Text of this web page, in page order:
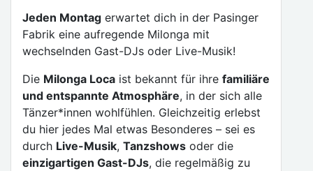
Jeden Montag erwartet dich in der Pasinger
Fabrik eine aufregende Milonga mit
wechselnden Gast-DJs oder Live-Musik!
Die Milonga Loca ist bekannt für ihre familiäre
und entspannte Atmosphäre, in der sich alle
Tänzer*innen wohlfühlen. Gleichzeitig erlebst
du hier jedes Mal etwas Besonderes – sei es
durch Live-Musik, Tanzshows oder die
einzigartigen Gast-DJs, die regelmäßig zu